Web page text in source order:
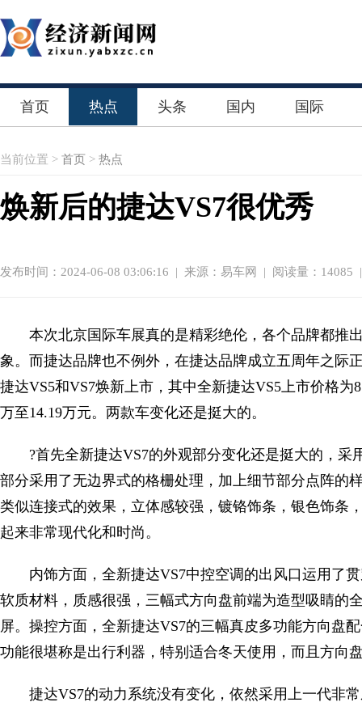
首页 热点 头条 国内 国际
当前位置 > 首页 > 热点
焕新后的捷达VS7很优秀
发布时间：2024-06-08 03:06:16 | 来源：易车网 | 阅读量：
本次北京国际车展真的是精彩绝伦，各个品牌都推
象。而捷达品牌也不例外，在捷达品牌成立五周年之际
捷达VS5和VS7焕新上市，其中全新捷达VS5上市价格为
万至14.19万元。两款车变化还是挺大的。
?首先全新捷达VS7的外观部分变化还是挺大的，
部分采用了无边界式的格栅处理，加上细节部分点阵的
类似连接式的效果，立体感较强，镀铬饰条，银色饰条
起来非常现代化和时尚。
内饰方面，全新捷达VS7中控空调的出风口运用了
软质材料，质感很强，三幅式方向盘前端为造型吸睛的
屏。操控方面，全新捷达VS7的三幅真皮多功能方向盘
功能很堪称是出行利器，特别适合冬天使用，而且方向
捷达VS7的动力系统没有变化，依然采用上一代非